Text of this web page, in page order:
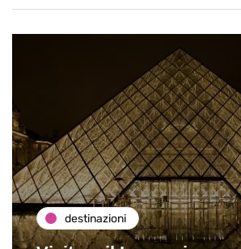
destinazioni